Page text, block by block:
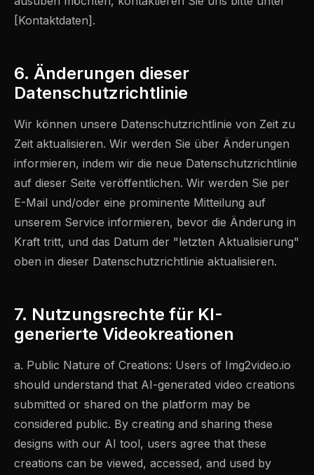
[Kontaktdaten].
6. Änderungen dieser
Datenschutzrichtlinie
Wir können unsere Datenschutzrichtlinie von Zeit zu
Zeit aktualisieren. Wir werden Sie über Änderungen
informieren, indem wir die neue Datenschutzrichtlinie
auf dieser Seite veröffentlichen. Wir werden Sie per
E-Mail und/oder eine prominente Mitteilung auf
unserem Service informieren, bevor die Änderung in
Kraft tritt, und das Datum der "letzten Aktualisierung"
oben in dieser Datenschutzrichtlinie aktualisieren.
7. Nutzungsrechte für KI-
generierte Videokreationen
a. Public Nature of Creations: Users of Img2video.io
should understand that AI-generated video creations
submitted or shared on the platform may be
considered public. By creating and sharing these
designs with our AI tool, users agree that these
creations can be viewed, accessed, and used by